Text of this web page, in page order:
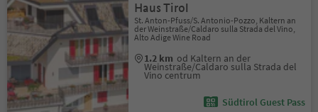
Haus Tirol
St. Anton-Pfuss/S. Antonio-Pozzo, Kaltern an
der Weinstraße/Caldaro sulla Strada del Vino,
Alto Adige Wine Road
1.2 km od Kaltern an der
Weinstraße/Caldaro sulla Strada del
Vino centrum
Südtirol Guest Pass